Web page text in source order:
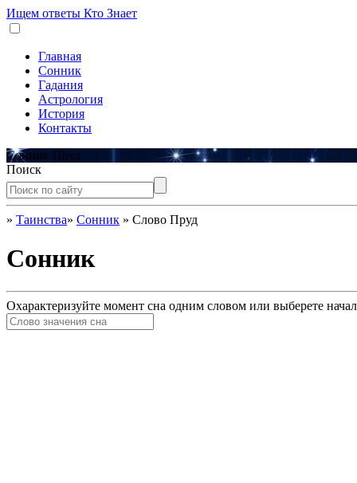
Ищем ответы Кто Знает
Главная
Сонник
Гадания
Астрология
История
Контакты
Сонник Пруд
Поиск
» Таинства» Сонник » Слово Пруд
Сонник
Охарактеризуйте момент сна одним словом или выберете